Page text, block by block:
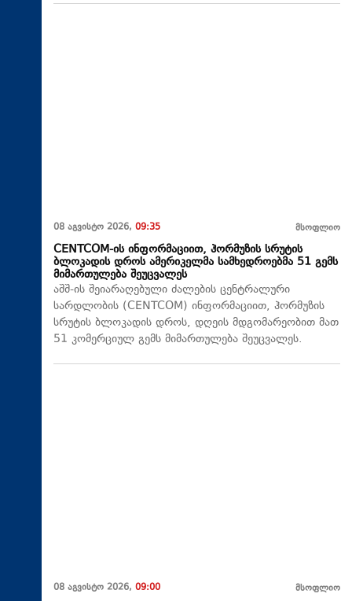
08 აგვისტო 2026, 09:35 მსოფლიო
CENTCOM-ის ინფორმაციით, ჰორმუზის სრუტის
ბლოკადის დროს ამერიკელმა სამხედროებმა 51 გემს
მიმართულება შეუცვალეს
აშშ-ის შეიარაღებული ძალების ცენტრალური
სარდლობის (CENTCOM) ინფორმაციით, ჰორმუზის
სრუტის ბლოკადის დროს, დღეის მდგომარეობით მათ
51 კომერციულ გემს მიმართულება შეუცვალეს.
08 აგვისტო 2026, 09:00 მსოფლიო